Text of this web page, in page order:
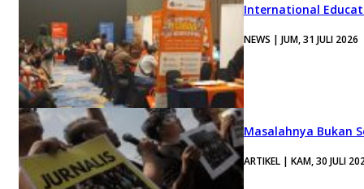
International
NEWS | JUM, 31 JULI 2026
Masalahnya Bukan
ARTIKEL | KAM, 30 JULI